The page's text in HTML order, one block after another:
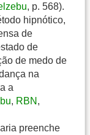
, p. 568).
hipnótico,
de
de
de medo de
na
a
, RBN ,
preenche